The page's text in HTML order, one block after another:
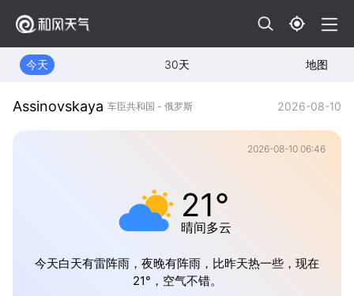
今天 30天 地图
Assinovskaya 车臣共和国 - 俄罗斯 2026-08-10
2026-08-10 06:46
21°
晴间多云
今天白天有雷阵雨，夜晚有阵雨，比昨天热一些，现在
21°，空气不错。